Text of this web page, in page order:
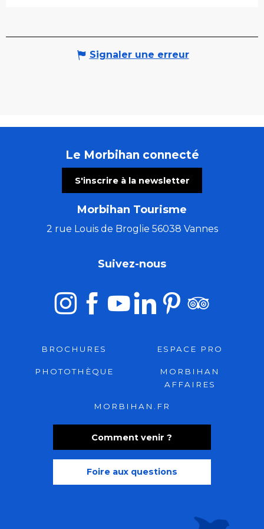
Signaler une erreur
Le Morbihan connecté
S'inscrire à la newsletter
Morbihan Tourisme
2 rue Louis de Broglie 56038 Vannes
Comment venir ?
Foire aux questions
Suivez-nous
BROCHURES ESPACE PRO
PHOTOTHÈQUE
MORBIHAN
AFFAIRES
MORBIHAN.FR